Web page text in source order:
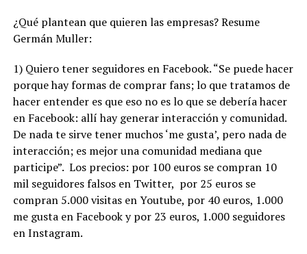
¿Qué plantean que quieren las empresas? Resume
Germán Muller:
1) Quiero tener seguidores en Facebook. “Se puede hacer
porque hay formas de comprar fans; lo que tratamos de
hacer entender es que eso no es lo que se debería hacer
en Facebook: allí hay generar interacción y comunidad.
De nada te sirve tener muchos ‘me gusta’, pero nada de
interacción; es mejor una comunidad mediana que
participe”. Los precios: por 100 euros se compran 10
mil seguidores falsos en Twitter, por 25 euros se
compran 5.000 visitas en Youtube, por 40 euros, 1.000
me gusta en Facebook y por 23 euros, 1.000 seguidores
en Instagram.